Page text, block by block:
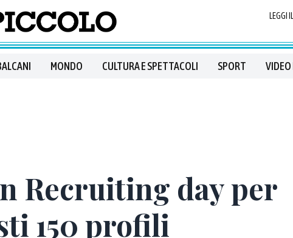
LEGGI
MONDO CULTURA E SPETTACOLI SPORT VIDEO
Recruiting day per
150 profili